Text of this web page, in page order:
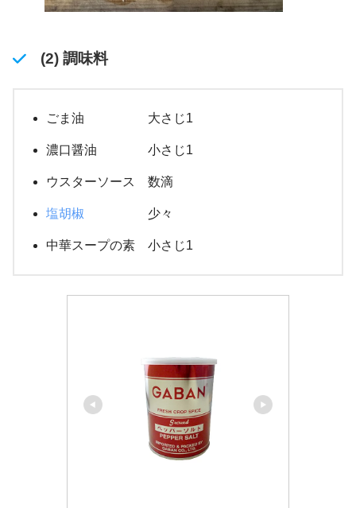
(2) 調味料
ごま油 大さじ1
濃口醤油 小さじ1
ウスターソース 数滴
塩胡椒 少々
中華スープの素 小さじ1